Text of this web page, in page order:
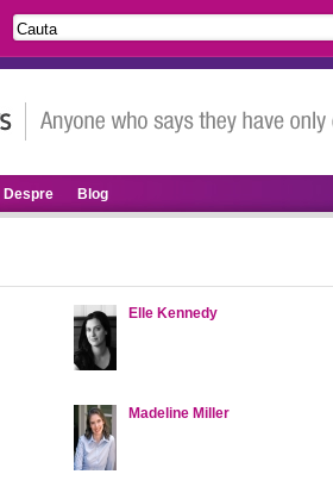
Despre Blog
Elle Kennedy
Madeline Miller